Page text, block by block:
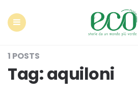
1 POSTS
Tag:aquiloni